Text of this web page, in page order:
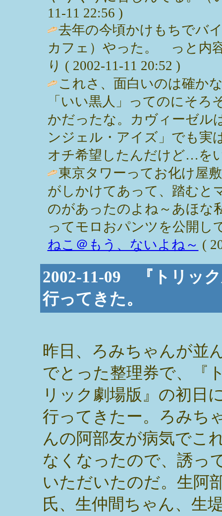
11-11 22:56 )
去年の今頃かけもちでバ
カフェ）やった。 っと内
り ( 2002-11-11 20:52 )
これさ、面白いのは確か
「いい黒人」ってのにそ
かだったな。カヴィーゼル
ンジェル・アイズ」でも実
オチ希望したんだけど…を
東京タワーってお化け屋
がしかけてあって、踏むと
のがあったのよね～あほな
ってモロおパンツを公開し
ねこ＠もう、ないよね～ (
2002-11-09 『トリッ
行ってきた。
昨日、ろみちゃんが並
でとった整理券で、『
リック劇場版』の初日
行ってきたー。ろみち
んの阿部友が病気でこ
なくなったので、誘っ
いただいたのだ。生阿
氏、生仲間ちゃん、生